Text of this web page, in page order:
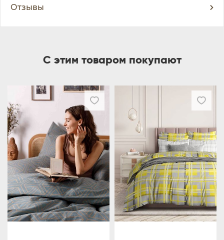
Отзывы
С этим товаром покупают